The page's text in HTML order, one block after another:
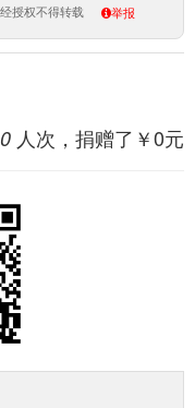
授权不得转载 举报
0 人次，捐赠了￥0元